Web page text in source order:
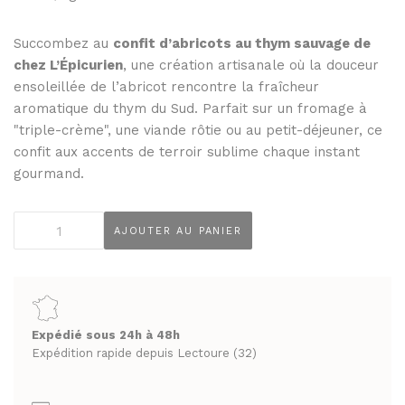
MIELS
PRUNEAUX
THÉS ET INFUSIONS
PANIERS GOURMANDS
MOINS DE 20€
PLUS DE 50€
À commander et retirer en boutique
LA CAVE
PANIERS GOURMANDS
MOINS DE 20€
ENTRE 20€ ET 50€
PLUS DE 50€
APÉRITIFS
SPIRITUEUX & CHAMPAGNES
ARMAGNACS
Succombez au confit d’abricots au thym sauvage de
chez L’Épicurien, une création artisanale où la douceur
ensoleillée de l’abricot rencontre la fraîcheur
aromatique du thym du Sud. Parfait sur un fromage à
"triple-crème", une viande rôtie ou au petit-déjeuner, ce
confit aux accents de terroir sublime chaque instant
gourmand.
thym
sauvage
AJOUTER AU PANIER
Expédié sous 24h à 48h
Expédition rapide depuis Lectoure (32)